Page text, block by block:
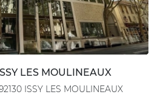
LES MOULINEAUX
ISSY LES MOULINEAUX